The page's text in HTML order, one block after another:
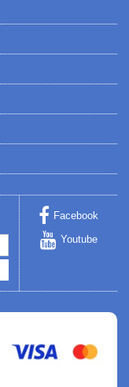
Facebook
Youtube